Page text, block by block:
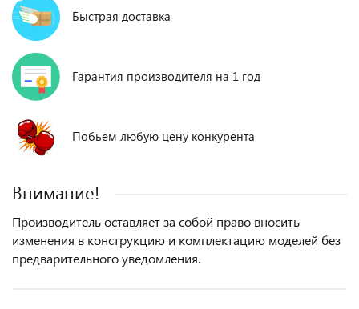
Быстрая доставка
Гарантия производителя на 1 год
Побьем любую цену конкурента
Внимание!
Производитель оставляет за собой право вносить
изменения в конструкцию и комплектацию моделей без
предварительного уведомления.